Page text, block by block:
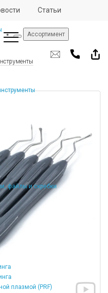
Статьи
Ассортимент
файлы и скребки
плазмой (PRF)